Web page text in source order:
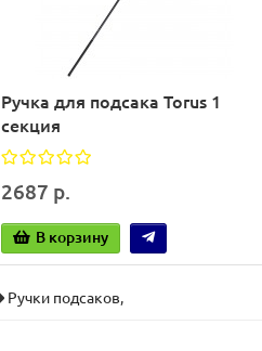
Ручка для подсака Torus 1
секция
2687 р.
В корзину
Ручки подсаков,